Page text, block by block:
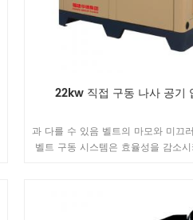
22kw 직접 구동 나사 공기
과 다를 수 있음 벨트의 마모와 미끄
벨트 구동 시스템은 효율성을 감소